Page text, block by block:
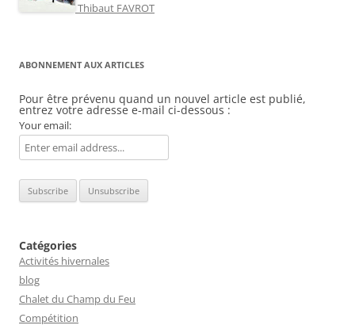
Thibaut FAVROT
ABONNEMENT AUX ARTICLES
Pour être prévenu quand un nouvel article est publié,
entrez votre adresse e-mail ci-dessous :
Your email:
Catégories
Activités hivernales
blog
Chalet du Champ du Feu
Compétition